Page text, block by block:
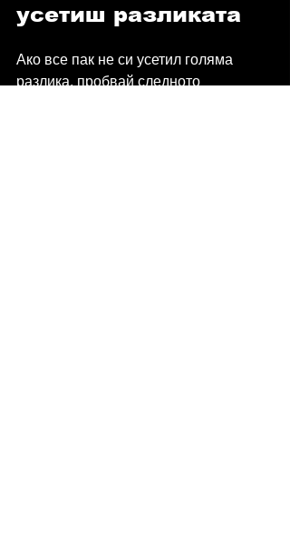
усетиш разликата
Ако все пак не си усетил голяма
разлика, пробвай следното